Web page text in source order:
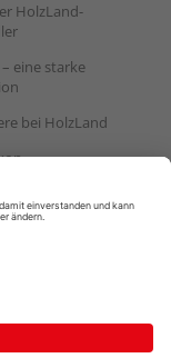
HolzLand-
eine starke
bei HolzLand